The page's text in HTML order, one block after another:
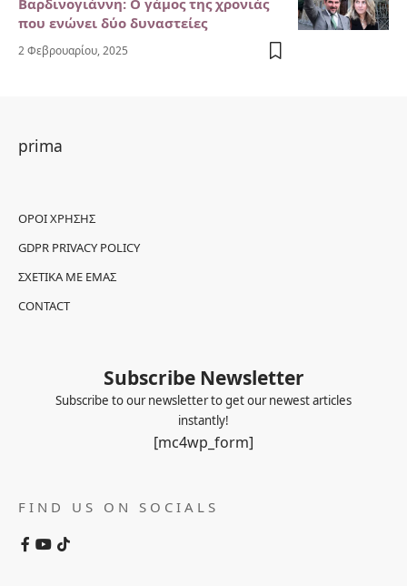
Βαρδινογιάννη: Ο γάμος της χρονιάς
που ενώνει δύο δυναστείες
2 Φεβρουαρίου, 2025
prima
ΌΡΟΙ ΧΡΉΣΗΣ
GDPR PRIVACY POLICY
ΣΧΕΤΙΚΆ ΜΕ ΕΜΆΣ
CONTACT
Subscribe Newsletter
Subscribe to our newsletter to get our newest articles
instantly!
[mc4wp_form]
FIND US ON SOCIALS